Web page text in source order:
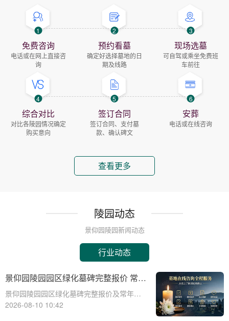
1
免费咨询
电话或在网上直接咨
询
2
预约看墓
确定好选择墓地的日
期及线路
3
现场选墓
可自驾或乘坐免费班
车前往
4
综合对比
对比各陵园情况确定
购买意向
5
签订合同
签订合同、支付墓
款、确认碑文
6
安葬
电话或在线咨询
查看更多
陵园动态
景仰园陵园新闻动态
行业动态
景仰园陵园园区绿化墓碑完整报价 常年
养护不收取额外费用详解
景仰园陵园园区绿化墓碑完整报价及常年养
护政策详解☎ 景仰园陵园电话:400-838-
2026-08-10 10:42